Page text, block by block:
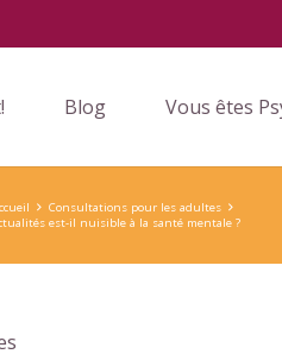
Blog Vous êtes
Consultations pour les adultes
est-il nuisible à la santé mentale ?